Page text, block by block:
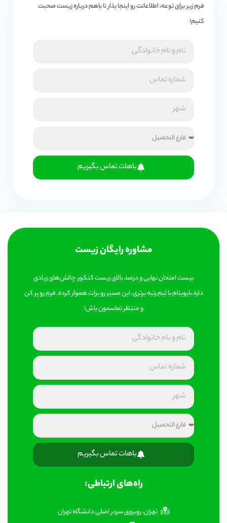
فرم زیر برای توعه، اطلاعاتت رو اینجا بذار تا باهم درباره زیست صحبت
کنیم!
باهات تماس بگیریم
مشاوره رایگان زیست
بیست امتحان نهایی و درصد بالای زیست کنکور، چالش‌های زیادی
داره.بایوبنام با تیم رتبه برتری، این مسیر رو برات هموار کرده. فرم رو پر کن
و منتظر تماسمون باش!
باهات تماس بگیریم
راه‌های ارتباطی:
تهران، روبروی سردر اصلی دانشگاه تهران